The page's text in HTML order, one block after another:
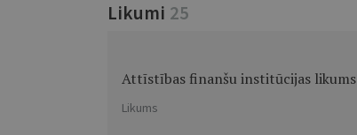
Likumi 25
Attīstības finanšu institūcijas likums
Likums